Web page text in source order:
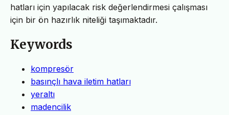
hatları için yapılacak risk değerlendirmesi çalışması
için bir ön hazırlık niteliği taşımaktadır.
Keywords
kompresör
basınçlı hava iletim hatları
yeraltı
madencilik